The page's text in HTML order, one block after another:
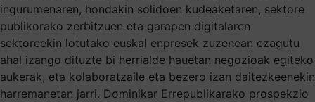
ingurumenaren, hondakin solidoen kudeaketaren, sektore
publikorako zerbitzuen eta garapen digitalaren
sektoreekin lotutako euskal enpresek zuzenean ezagutu
ahal izango dituzte bi herrialde hauetan negozioak egiteko
aukerak, eta kolaboratzaile eta bezero izan daitezkeenekin
harremanetan jarri. Dominikar Errepublikarako prospekzio